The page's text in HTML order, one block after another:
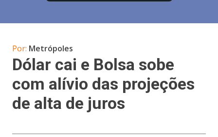
Por: Metrópoles
Dólar cai e Bolsa sobe
com alívio das projeções
de alta de juros